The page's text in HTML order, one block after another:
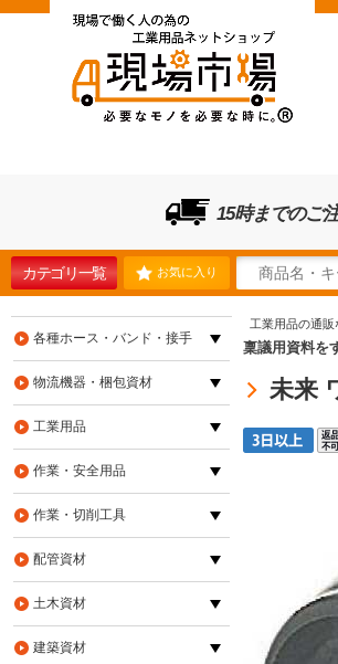
15時までのご
カテゴリ一覧 お気に入り
工業用品の通
稟議用資料を
未来
各種ホース・バンド・接手
物流機器・梱包資材
工業用品
作業・安全用品
作業・切削工具
配管資材
土木資材
建築資材